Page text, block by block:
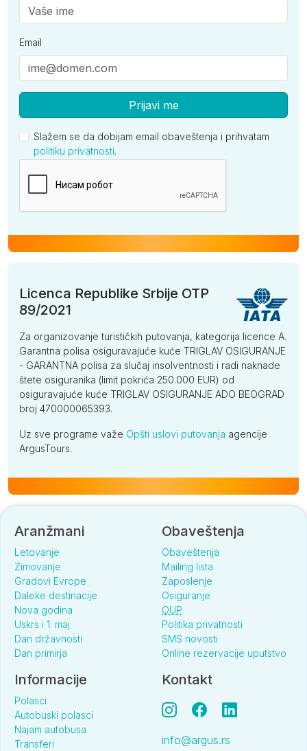
Email
Prijavi me
Slažem se da dobijam email obaveštenja i prihvatam
politiku privatnosti.
Licenca Republike Srbije OTP
89/2021
Za organizovanje turističkih putovanja, kategorija licence A.
Garantna polisa osiguravajuće kuće TRIGLAV OSIGURANJE
- GARANTNA polisa za slučaj insolventnosti i radi naknade
štete osiguranika (limit pokrića 250.000 EUR) od
osiguravajuće kuće TRIGLAV OSIGURANJE ADO BEOGRAD
broj 470000065393.
Uz sve programe važe Opšti uslovi putovanja agencije
ArgusTours.
Aranžmani
Letovanje
Zimovanje
Gradovi Evrope
Daleke destinacije
Nova godina
Uskrs i 1. maj
Dan državnosti
Dan primirja
Obaveštenja
Obaveštenja
Mailing lista
Zaposlenje
Osiguranje
OUP
Politika privatnosti
SMS novosti
Online rezervacije uputstvo
Informacije
Polasci
Autobuski polasci
Najam autobusa
Transferi
Kontakt
info@argus.rs